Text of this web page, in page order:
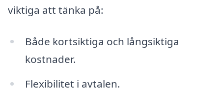
viktiga att tänka på:
Både kortsiktiga och långsiktiga
kostnader.
Flexibilitet i avtalen.